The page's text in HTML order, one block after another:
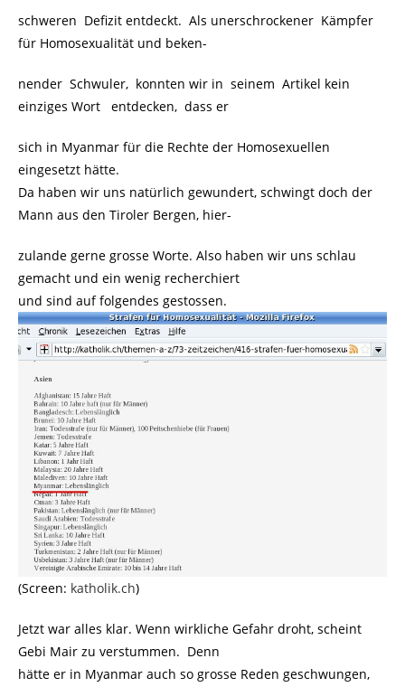
schweren Defizit entdeckt. Als unerschrockener Kämpfer
für Homosexualität und beken-
nender Schwuler, konnten wir in seinem Artikel kein
einziges Wort entdecken, dass er
sich in Myanmar für die Rechte der Homosexuellen
eingesetzt hätte.
Da haben wir uns natürlich gewundert, schwingt doch der
Mann aus den Tiroler Bergen, hier-
zulande gerne grosse Worte. Also haben wir uns schlau
gemacht und ein wenig recherchiert
und sind auf folgendes gestossen.
(Screen: katholik.ch)
Jetzt war alles klar. Wenn wirkliche Gefahr droht, scheint
Gebi Mair zu verstummen. Denn
hätte er in Myanmar auch so grosse Reden geschwungen,